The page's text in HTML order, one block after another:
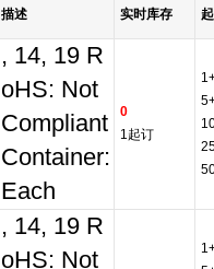
描述 实时库存
, 14, 19 R
oHS: Not
Compliant
Container:
Each
0
1起订
, 14, 19 R
oHS: Not